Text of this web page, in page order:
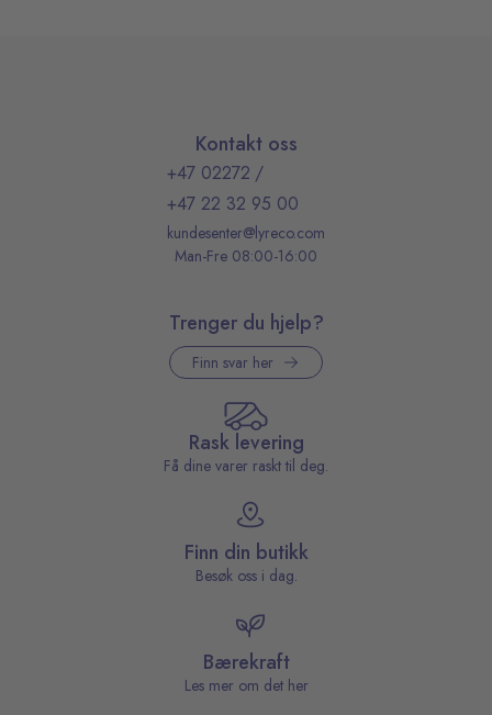
Kontakt oss
+47 02272 /
+47 22 32 95 00
kundesenter@lyreco.com
Man-Fre 08:00-16:00
Trenger du hjelp?
Finn svar her
Rask levering
Få dine varer raskt til deg.
Finn din butikk
Besøk oss i dag.
Bærekraft
Les mer om det her